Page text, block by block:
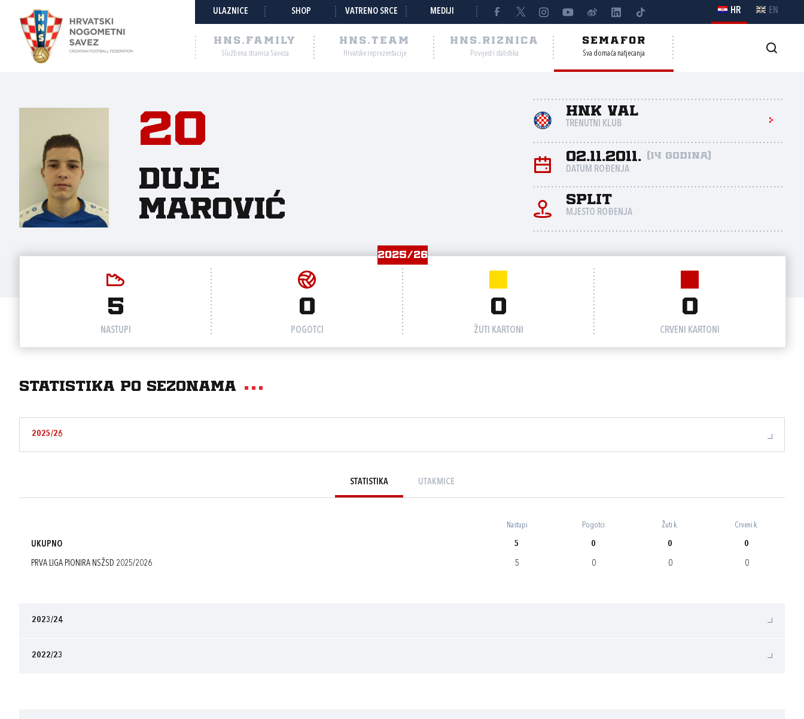
ULAZNICE SHOP VATRENO SRCE MEDIJI HR EN
HNS.FAMILY
Službena stranica Saveza
HNS.TEAM
Hrvatske reprezentacije
HNS.RIZNICA
Povijest i statistika
SEMAFOR
Sva domaća natjecanja
20
Duje
Marović
HNK Val
TRENUTNI KLUB
02.11.2011. (14 godina)
DATUM ROĐENJA
Split
MJESTO ROĐENJA
2025/26
5
NASTUPI
0
POGOTCI
0
ŽUTI KARTONI
0
CRVENI KARTONI
Statistika po sezonama
2025/26
STATISTIKA UTAKMICE
Nastupi Pogotci Žuti k. Crveni k.
UKUPNO 5 0 0 0
PRVA LIGA PIONIRA NSŽSD 2025/2026 5 0 0 0
2023/24
2022/23